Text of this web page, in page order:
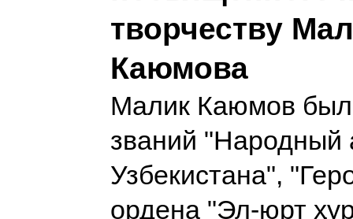
творчеству
Каюмова
Малик Каюмов
званий "Народный
Узбекистана",
ордена "Эл-юрт